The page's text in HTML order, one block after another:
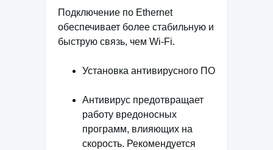
Подключение по Ethernet
обеспечивает более стабильную и
быструю связь, чем Wi-Fi.
Установка антивирусного ПО
Антивирус предотвращает
работу вредоносных
программ, влияющих на
скорость. Рекомендуется